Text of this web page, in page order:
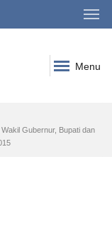
Menu
Gubernur, Bupati dan